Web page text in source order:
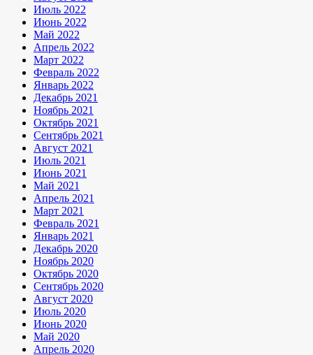
Июль 2022
Июнь 2022
Май 2022
Апрель 2022
Март 2022
Февраль 2022
Январь 2022
Декабрь 2021
Ноябрь 2021
Октябрь 2021
Сентябрь 2021
Август 2021
Июль 2021
Июнь 2021
Май 2021
Апрель 2021
Март 2021
Февраль 2021
Январь 2021
Декабрь 2020
Ноябрь 2020
Октябрь 2020
Сентябрь 2020
Август 2020
Июль 2020
Июнь 2020
Май 2020
Апрель 2020